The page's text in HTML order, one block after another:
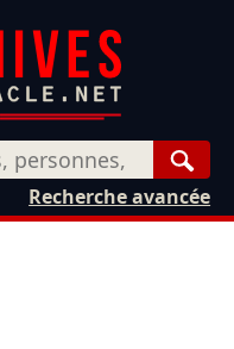
Recherche avancée